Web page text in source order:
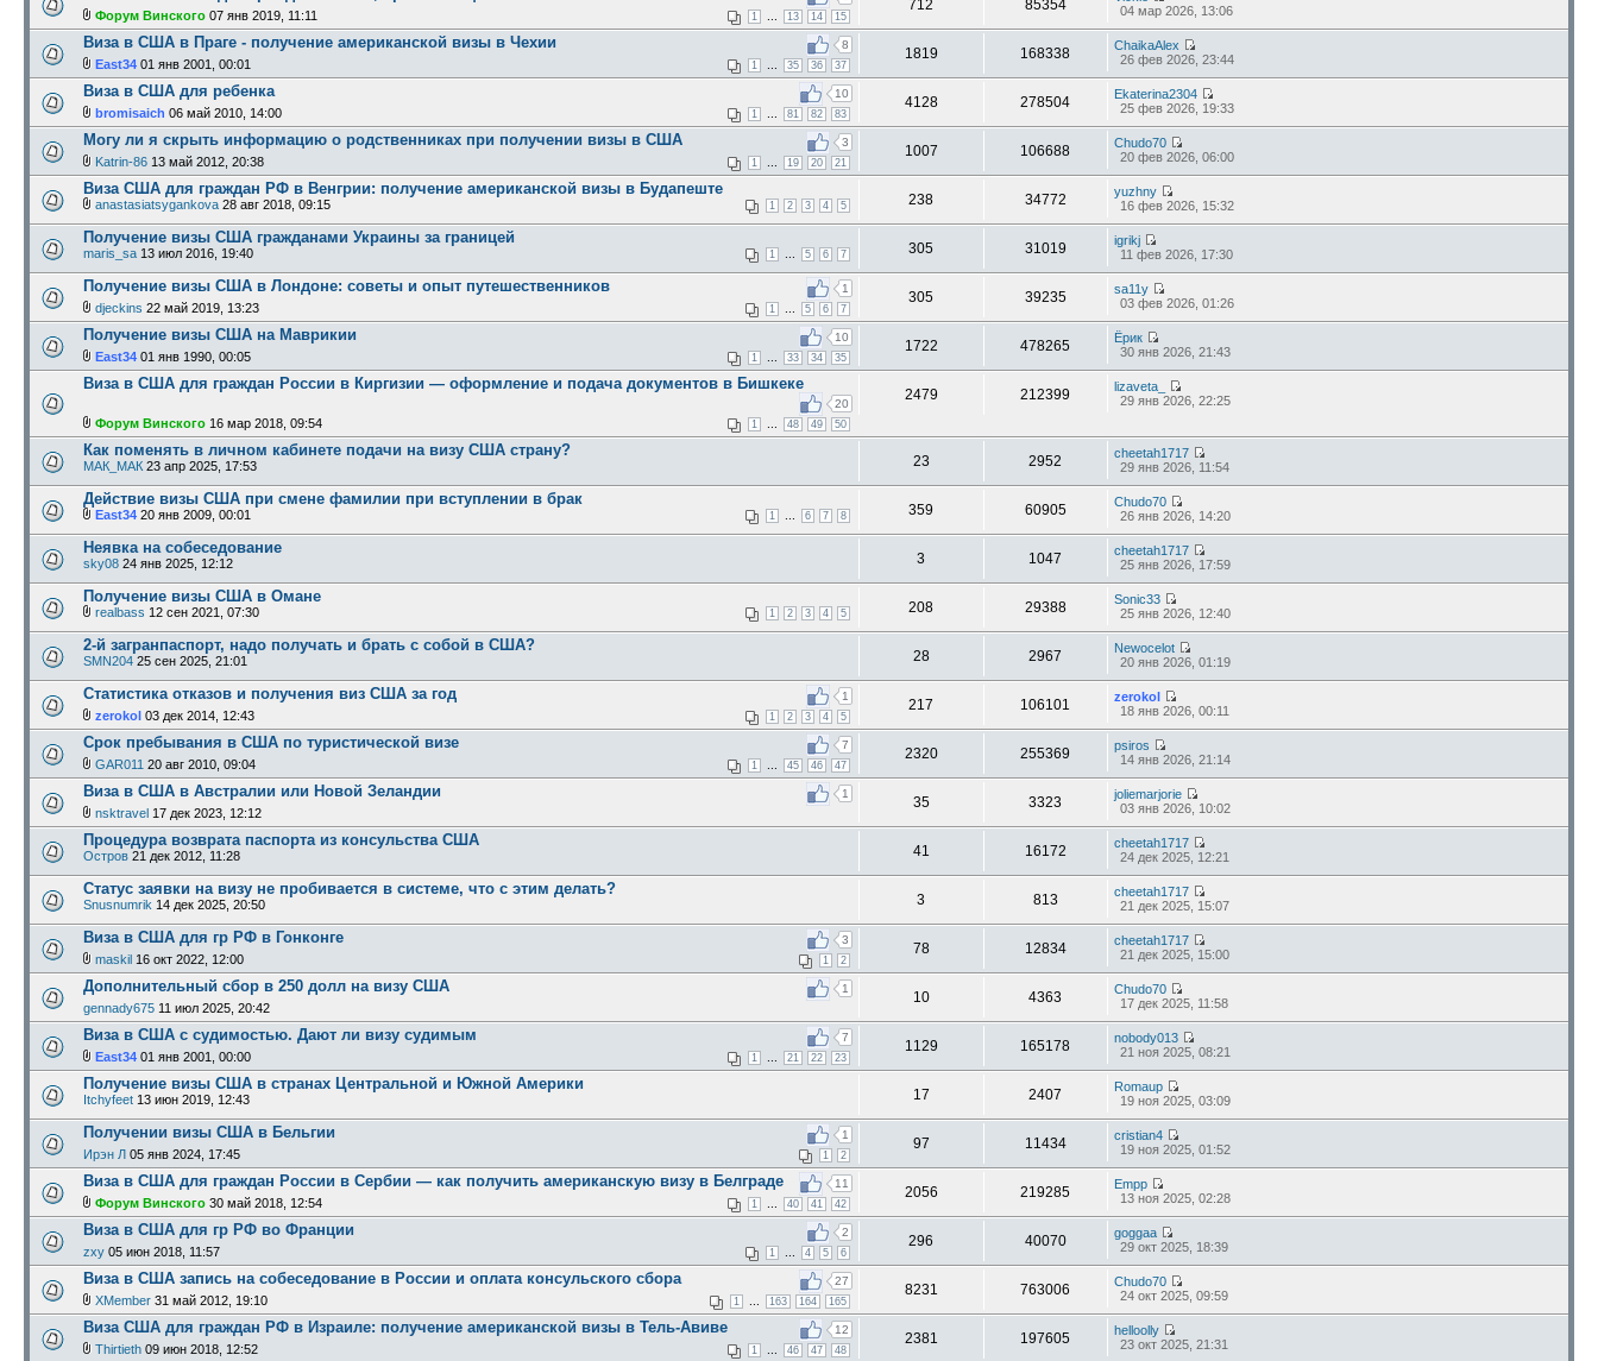
1 13 14 15
Форум Винского 07 янв 2019, 11:11
712 85354
04 мар 2026, 13:06
Виза в США в Праге - получение американской визы в Чехии 8
1 35 36 37
East34 01 янв 2001, 00:01
1819 168338
ChaikaAlex
26 фев 2026, 23:44
Виза в США для ребенка 10
1 81 82 83
bromisaich 06 май 2010, 14:00
4128 278504
Ekaterina2304
25 фев 2026, 19:33
Могу ли я скрыть информацию о родственниках при получении визы в США 3
1 19 20 21
Katrin-86 13 май 2012, 20:38
1007 106688
Chudo70
20 фев 2026, 06:00
Виза США для граждан РФ в Венгрии: получение американской визы в Будапеште
1 2 3 4 5
anastasiatsygankova 28 авг 2018, 09:15 238 34772
yuzhny
16 фев 2026, 15:32
Получение визы США гражданами Украины за границей
1 5 6 7
maris_sa 13 июл 2016, 19:40 305 31019
igrikj
11 фев 2026, 17:30
Получение визы США в Лондоне: советы и опыт путешественников 1
1 5 6 7
djeckins 22 май 2019, 13:23
305 39235
sa11y
03 фев 2026, 01:26
Получение визы США на Маврикии 10
1 33 34 35
East34 01 янв 1990, 00:05
1722 478265
Ёрик
30 янв 2026, 21:43
Виза в США для граждан России в Киргизии — оформление и подача документов в Бишкеке
20
1 48 49 50
Форум Винского 16 мар 2018, 09:54
2479 212399
lizaveta_
29 янв 2026, 22:25
Как поменять в личном кабинете подачи на визу США страну?
МАК_МАК 23 апр 2025, 17:53 23 2952
cheetah1717
29 янв 2026, 11:54
Действие визы США при смене фамилии при вступлении в брак
1 6 7 8
East34 20 янв 2009, 00:01 359 60905
Chudo70
26 янв 2026, 14:20
Неявка на собеседование
sky08 24 янв 2025, 12:12 3 1047
cheetah1717
25 янв 2026, 17:59
Получение визы США в Омане
1 2 3 4 5
realbass 12 сен 2021, 07:30 208 29388
Sonic33
25 янв 2026, 12:40
2-й загранпаспорт, надо получать и брать с собой в США?
SMN204 25 сен 2025, 21:01 28 2967
Newocelot
20 янв 2026, 01:19
Статистика отказов и получения виз США за год 1
1 2 3 4 5
zerokol 03 дек 2014, 12:43
217 106101
zerokol
18 янв 2026, 00:11
Срок пребывания в США по туристической визе 7
1 45 46 47
GAR011 20 авг 2010, 09:04
2320 255369
psiros
14 янв 2026, 21:14
Виза в США в Австралии или Новой Зеландии 1
nsktravel 17 дек 2023, 12:12
35 3323
joliemarjorie
03 янв 2026, 10:02
Процедура возврата паспорта из консульства США
Остров 21 дек 2012, 11:28 41 16172
cheetah1717
24 дек 2025, 12:21
Статус заявки на визу не пробивается в системе, что с этим делать?
Snusnumrik 14 дек 2025, 20:50 3 813
cheetah1717
21 дек 2025, 15:07
Виза в США для гр РФ в Гонконге 3
1 2
maskil 16 окт 2022, 12:00
78 12834
cheetah1717
21 дек 2025, 15:00
Дополнительный сбор в 250 долл на визу США 1
gennady675 11 июл 2025, 20:42
10 4363
Chudo70
17 дек 2025, 11:58
Виза в США с судимостью. Дают ли визу судимым 7
1 21 22 23
East34 01 янв 2001, 00:00
1129 165178
nobody013
21 ноя 2025, 08:21
Получение визы США в странах Центральной и Южной Америки
Itchyfeet 13 июн 2019, 12:43 17 2407
Romaup
19 ноя 2025, 03:09
Получении визы США в Бельгии 1
1 2
Ирэн Л 05 янв 2024, 17:45
97 11434
cristian4
19 ноя 2025, 01:52
Виза в США для граждан России в Сербии — как получить американскую визу в Белграде 11
1 40 41 42
Форум Винского 30 май 2018, 12:54
2056 219285
Empp
13 ноя 2025, 02:28
Виза в США для гр РФ во Франции 2
1 4 5 6
zxy 05 июн 2018, 11:57
296 40070
goggaa
29 окт 2025, 18:39
Виза в США запись на собеседование в России и оплата консульского сбора 27
1 163 164 165
XMember 31 май 2012, 19:10
8231 763006
Chudo70
24 окт 2025, 09:59
Виза США для граждан РФ в Израиле: получение американской визы в Тель-Авивe 12
1 46 47 48
Thirtieth 09 июн 2018, 12:52
2381 197605
helloolly
23 окт 2025, 21:31